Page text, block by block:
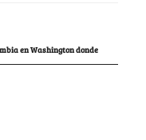
en Washington donde